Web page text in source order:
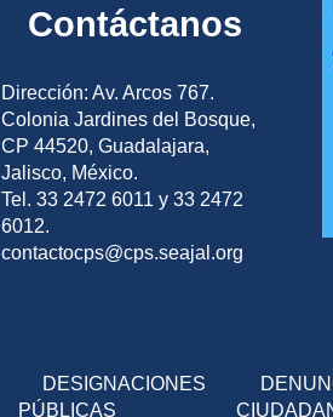
Contáctanos
Dirección: Av. Arcos 767.
Colonia Jardines del Bosque,
CP 44520, Guadalajara,
Jalisco, México.
Tel. 33 2472 6011 y 33 2472
6012.
contactocps@cps.seajal.org
DESIGNACIONES
PÚBLICAS